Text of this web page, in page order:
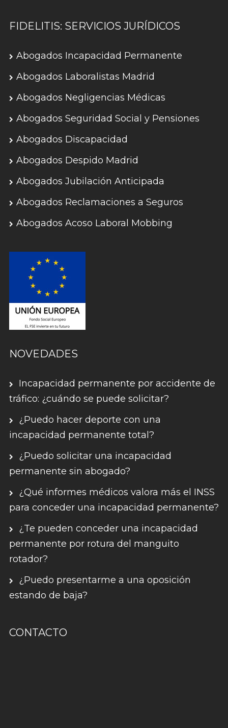
FIDELITIS: SERVICIOS JURÍDICOS
Abogados Incapacidad Permanente
Abogados Laboralistas Madrid
Abogados Negligencias Médicas
Abogados Seguridad Social y Pensiones
Abogados Discapacidad
Abogados Despido Madrid
Abogados Jubilación Anticipada
Abogados Reclamaciones a Seguros
Abogados Acoso Laboral Mobbing
NOVEDADES
Incapacidad permanente por accidente de
tráfico: ¿cuándo se puede solicitar?
¿Puedo hacer deporte con una
incapacidad permanente total?
¿Puedo solicitar una incapacidad
permanente sin abogado?
¿Qué informes médicos valora más el INSS
para conceder una incapacidad permanente?
¿Te pueden conceder una incapacidad
permanente por rotura del manguito
rotador?
¿Puedo presentarme a una oposición
estando de baja?
CONTACTO